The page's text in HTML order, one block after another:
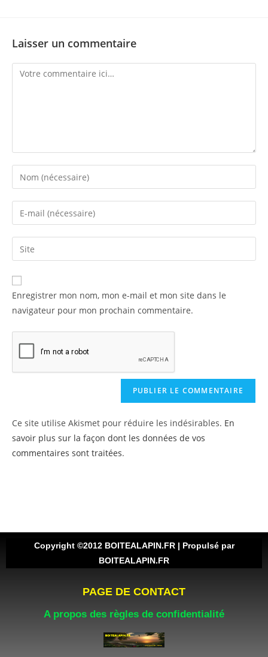
Laisser un commentaire
Enregistrer mon nom, mon e-mail et mon site dans le
navigateur pour mon prochain commentaire.
Ce site utilise Akismet pour réduire les indésirables. En
savoir plus sur la façon dont les données de vos
commentaires sont traitées.
Copyright ©2012 BOITEALAPIN.FR | Propulsé par
BOITEALAPIN.FR
PAGE DE CONTACT
A propos des règles de confidentialité